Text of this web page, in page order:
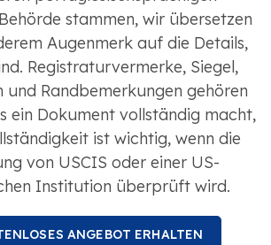
stammen, wir übersetzen
Augenmerk auf die Details,
Registraturvermerke, Siegel,
und Randbemerkungen gehören
ein Dokument vollständig macht,
ist wichtig, wenn die
von USCIS oder einer US-
Institution überprüft wird.
ANGEBOT ERHALTEN